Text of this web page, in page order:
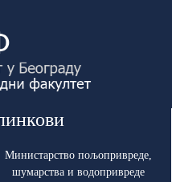
Министарство пољопривреде,
шумарства и водопривреде